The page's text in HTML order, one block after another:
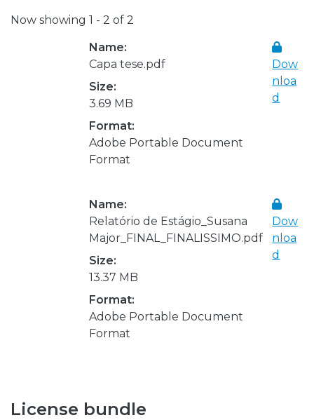
Now showing 1 - 2 of 2
Name:
Capa tese.pdf
Size:
3.69 MB
Format:
Adobe Portable Document
Format
Dow
nloa
d
Name:
Relatório de Estágio_Susana
Major_FINAL_FINALISSIMO.pdf
Size:
13.37 MB
Format:
Adobe Portable Document
Format
Dow
nloa
d
License bundle